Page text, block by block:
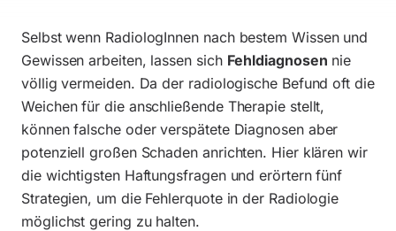
Selbst wenn RadiologInnen nach bestem Wissen und
Gewissen arbeiten, lassen sich Fehldiagnosen nie
völlig vermeiden. Da der radiologische Befund oft die
Weichen für die anschließende Therapie stellt,
können falsche oder verspätete Diagnosen aber
potenziell großen Schaden anrichten. Hier klären wir
die wichtigsten Haftungsfragen und erörtern fünf
Strategien, um die Fehlerquote in der Radiologie
möglichst gering zu halten.